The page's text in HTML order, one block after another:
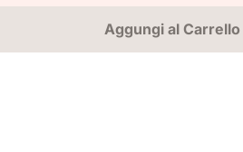
Aggungi al Carrello